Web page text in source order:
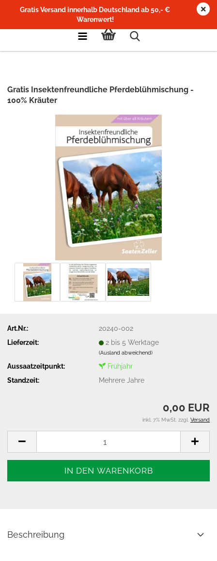
Gratis Versand innerhalb Deutschland ab 50,- €
Warenwert!
Gratis Insektenfreundliche Pferdeblühmischung -
100% Kräuter
Art.Nr.:
20240-002
Lieferzeit:
2 bis 5 Werktage
(Ausland abweichend)
Aussaatzeitpunkt:
Frühjahr
Standzeit:
Mehrere Jahre
0,00 EUR
inkl. 7% MwSt. zzgl. Versand
Beschreibung